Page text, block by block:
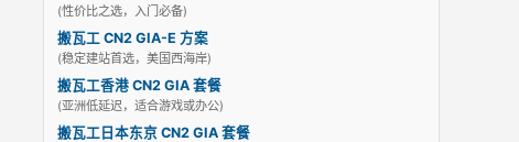
(性价比之选，入门必备)
搬瓦工 CN2 GIA-E 方案
(稳定建站首选，美国西海岸)
搬瓦工香港 CN2 GIA 套餐
(亚洲低延迟，适合游戏或办公)
搬瓦工日本东京 CN2 GIA 套餐